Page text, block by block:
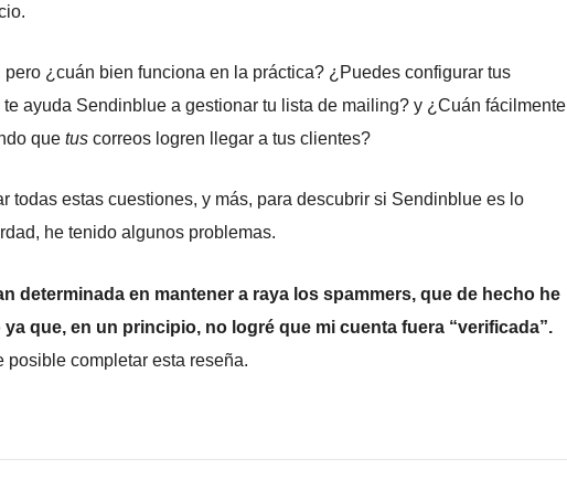
¿cuán bien funciona en la práctica? ¿Puedes configurar tus
ayuda Sendinblue a gestionar tu lista de mailing? y ¿Cuán fácilmente
que tus correos logren llegar a tus clientes?
todas estas cuestiones, y más, para descubrir si Sendinblue es lo
he tenido algunos problemas.
determinada en mantener a raya los spammers, que de hecho he
que, en un principio, no logré que mi cuenta fuera “verificada”.
posible completar esta reseña.